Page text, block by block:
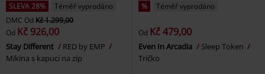
SLEVA 28%
Téměř vyprodáno
DMC Od Kč 1.299,00
Od Kč 926,00
Stay Different
RED by EMP
Mikina s kapucí na zip
% Téměř vyprodáno
Od Kč 479,00
Even In Arcadia
Sleep Token
Tričko